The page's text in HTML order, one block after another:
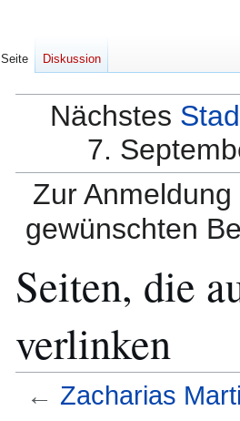
Nächstes
7.
Zur
gewünschten
Seiten, die
verlinken
← Zacharias
Seite Diskussion